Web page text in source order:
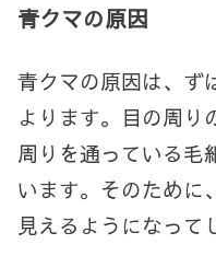
青クマの原因
青クマの原因は、ず
よります。目の周り
周りを通っている毛
います。そのために
見えるようになって